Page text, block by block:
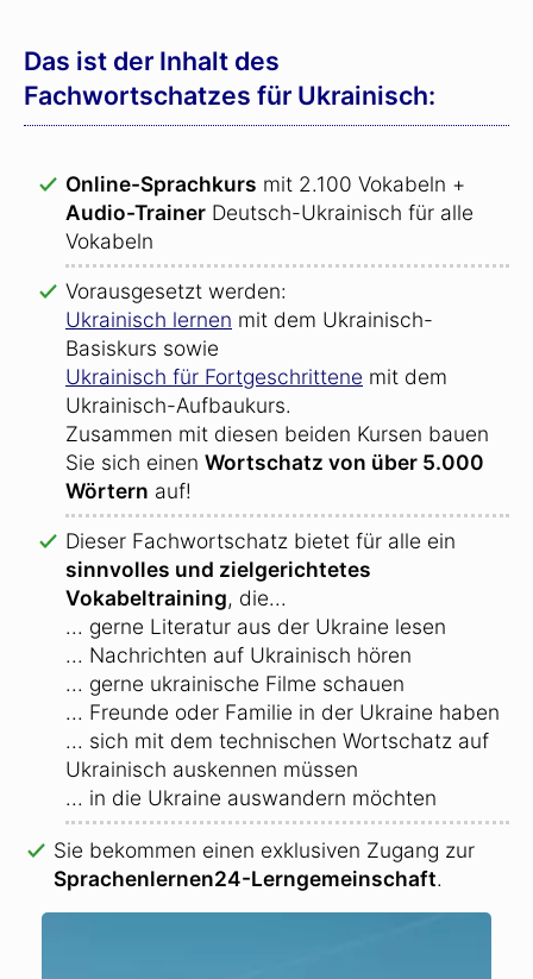
Das ist der Inhalt des
Fachwortschatzes für Ukrainisch:
Online-Sprachkurs mit 2.100 Vokabeln +
Audio-Trainer Deutsch-Ukrainisch für alle
Vokabeln
Vorausgesetzt werden:
Ukrainisch lernen mit dem Ukrainisch-
Basiskurs sowie
Ukrainisch für Fortgeschrittene mit dem
Ukrainisch-Aufbaukurs.
Zusammen mit diesen beiden Kursen bauen
Sie sich einen Wortschatz von über 5.000
Wörtern auf!
Dieser Fachwortschatz bietet für alle ein
sinnvolles und zielgerichtetes
Vokabeltraining, die...
... gerne Literatur aus der Ukraine lesen
... Nachrichten auf Ukrainisch hören
... gerne ukrainische Filme schauen
... Freunde oder Familie in der Ukraine haben
... sich mit dem technischen Wortschatz auf
Ukrainisch auskennen müssen
... in die Ukraine auswandern möchten
Sie bekommen einen exklusiven Zugang zur
Sprachenlernen24-Lerngemeinschaft.